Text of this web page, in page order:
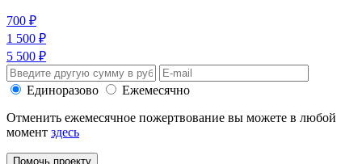
700 ₽
1 500 ₽
5 500 ₽
Единоразово
Ежемесячно
Отменить ежемесячное пожертвование вы можете в любой
момент здесь
Помочь проекту